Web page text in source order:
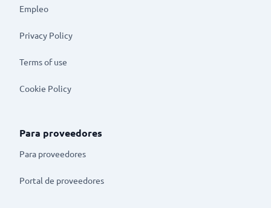
Empleo
Privacy Policy
Terms of use
Cookie Policy
Para proveedores
Para proveedores
Portal de proveedores